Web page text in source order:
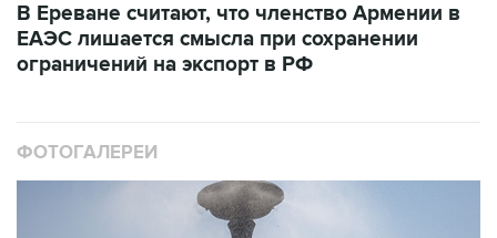
В Ереване считают, что членство Армении в
ЕАЭС лишается смысла при сохранении
ограничений на экспорт в РФ
ФОТОГАЛЕРЕИ